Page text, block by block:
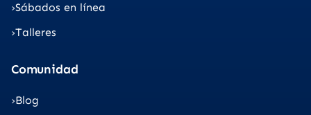
Sábados en línea
Talleres
Comunidad
Blog